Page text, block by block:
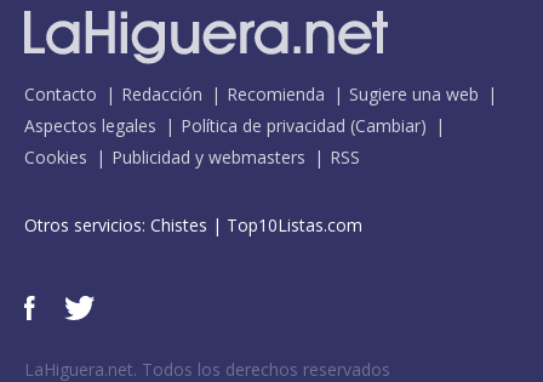
Contacto Redacción Recomienda
Sugiere una web
Aspectos legales
Política de privacidad (Cambiar)
Cookies
Publicidad y webmasters RSS
Otros servicios: Chistes | Top10Listas.com
LaHiguera.net. Todos los derechos reservados